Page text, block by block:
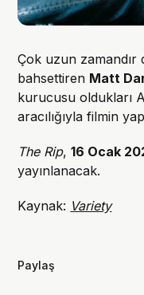
Çok uzun zamandır
bahsettiren Matt
kurucusu oldukları
aracılığıyla filmin
The Rip,16 Ocak
yayınlanacak.
Kaynak: Variety
Paylaş